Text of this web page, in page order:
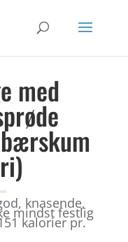
med
knasende,
mindst festlig
kalorier pr.